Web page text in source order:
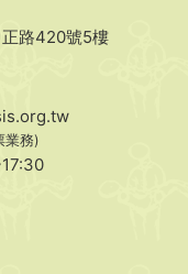
正路420號5樓
業務)